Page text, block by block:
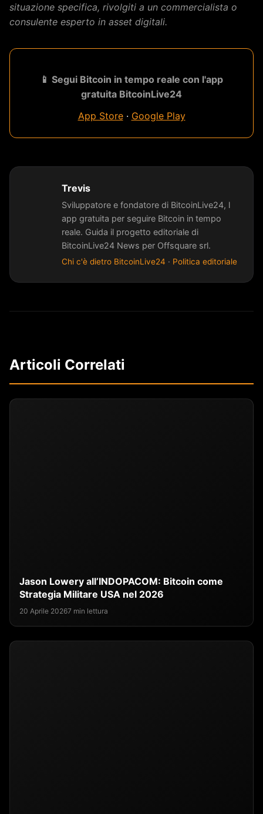
situazione specifica, rivolgiti a un commercialista o
consulente esperto in asset digitali.
📱 Segui Bitcoin in tempo reale con l'app
gratuita BitcoinLive24
App Store· Google Play
Trevis
Sviluppatore e fondatore di BitcoinLive24, l
app gratuita per seguire Bitcoin in tempo
reale. Guida il progetto editoriale di
BitcoinLive24 News per Offsquare srl.
Chi c'è dietro BitcoinLive24 · Politica editoriale
Articoli Correlati
Jason Lowery all’INDOPACOM: Bitcoin come
Strategia Militare USA nel 2026
20 Aprile 20267 min lettura